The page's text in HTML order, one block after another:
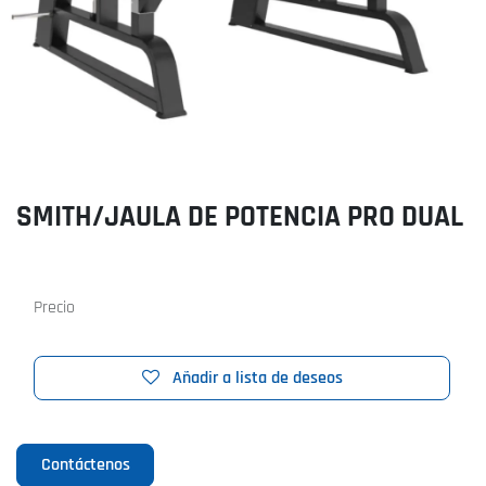
SMITH/JAULA DE POTENCIA PRO DUAL
Añadir a lista de deseos
Precio
Contáctenos